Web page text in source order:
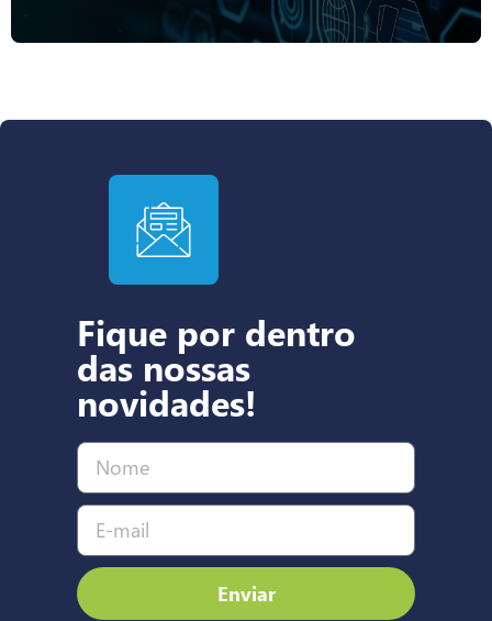
Fique por dentro
das nossas
novidades!
Enviar